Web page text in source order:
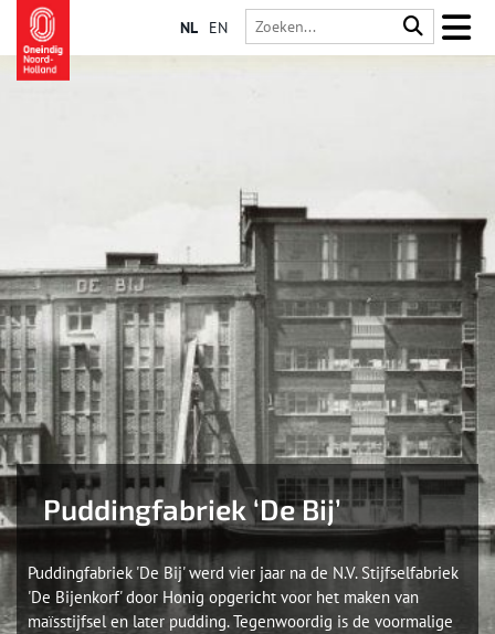
NL EN
Puddingfabriek ‘De Bij’
Puddingfabriek 'De Bij' werd vier jaar na de N.V. Stijfselfabriek
'De Bijenkorf' door Honig opgericht voor het maken van
maïsstijfsel en later pudding. Tegenwoordig is de voormalige